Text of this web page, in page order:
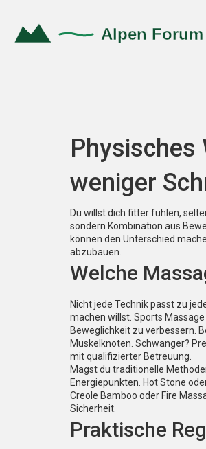
Physisches
weniger
Du willst dich fitter fühlen,
sondern Kombination aus
können den Unterschied
abzubauen.
Welche
Nicht jede Technik passt zu
machen willst. Sports
Beweglichkeit zu verbessern.
Muskelknoten. Schwanger?
mit qualifizierter Betreuung.
Magst du traditionelle
Energiepunkten. Hot Stone
Creole Bamboo oder Fire
Sicherheit.
Praktische